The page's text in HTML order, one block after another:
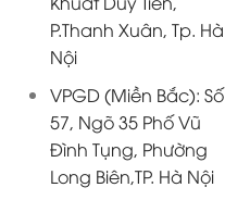
P.Thanh Xuân, Tp. Hà
Nội
VPGD (Miền Bắc): Số
57, Ngõ 35 Phố Vũ
Đình Tụng, Phường
Long Biên,TP. Hà Nội